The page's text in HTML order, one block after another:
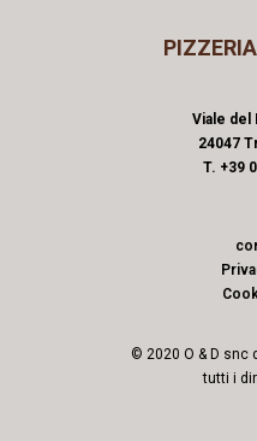
Viale del
24047
T. +39
© 2020 O & D snc
tutti i